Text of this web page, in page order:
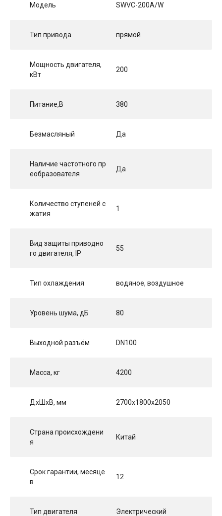
Модель SWVC-200A/W
Тип привода прямой
Мощность двигателя,
кВт
200
Питание,В 380
Безмасляный Да
Наличие частотного пр
еобразователя
Да
Количество ступеней с
жатия
1
Вид защиты приводно
го двигателя, IP
55
Тип охлаждения водяное, воздушное
Уровень шума, дБ 80
Выходной разъём DN100
Масса, кг 4200
ДхШхВ, мм 2700x1800x2050
Страна происхождени
я
Китай
Срок гарантии, месяце
в
12
Тип двигателя Электрический